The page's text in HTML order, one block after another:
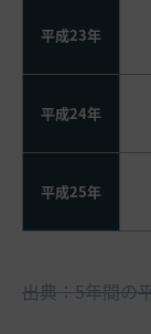
平成23年
平成24年
平成25年
出典：5年間の